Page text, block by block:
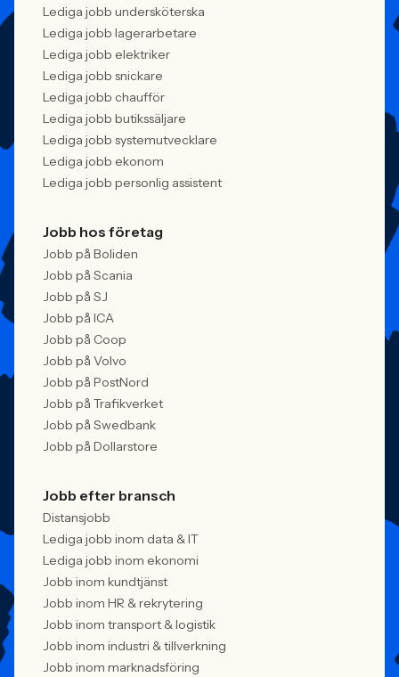
Lediga jobb undersköterska
Lediga jobb lagerarbetare
Lediga jobb elektriker
Lediga jobb snickare
Lediga jobb chaufför
Lediga jobb butikssäljare
Lediga jobb systemutvecklare
Lediga jobb ekonom
Lediga jobb personlig assistent
Jobb hos företag
Jobb på Boliden
Jobb på Scania
Jobb på SJ
Jobb på ICA
Jobb på Coop
Jobb på Volvo
Jobb på PostNord
Jobb på Trafikverket
Jobb på Swedbank
Jobb på Dollarstore
Jobb efter bransch
Distansjobb
Lediga jobb inom data & IT
Lediga jobb inom ekonomi
Jobb inom kundtjänst
Jobb inom HR & rekrytering
Jobb inom transport & logistik
Jobb inom industri & tillverkning
Jobb inom marknadsföring